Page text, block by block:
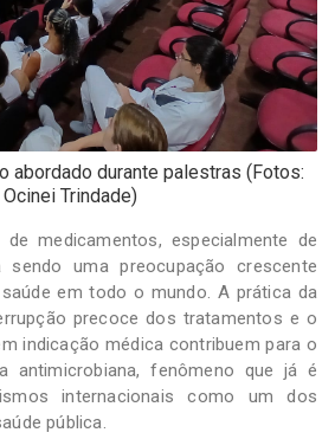
abordado durante palestras (Fotos:
Ocinei Trindade)
medicamentos, especialmente de
sendo uma preocupação crescente
em todo o mundo. A prática da
precoce dos tratamentos e o
indicação médica contribuem para o
antimicrobiana, fenômeno que já é
internacionais como um dos
pública.